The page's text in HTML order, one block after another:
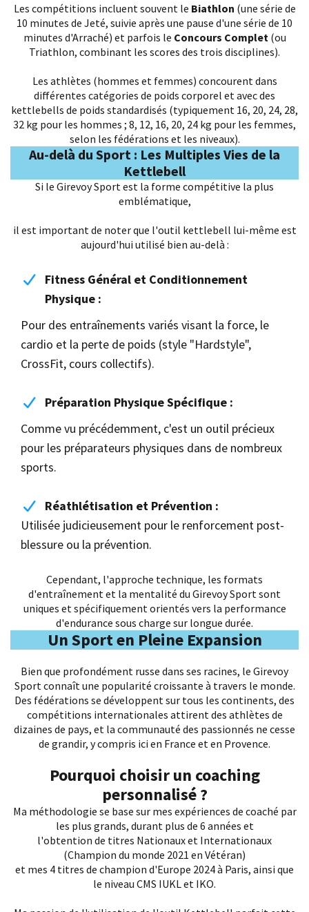
Les compétitions incluent souvent le Biathlon (une série de
10 minutes de Jeté, suivie après une pause d'une série de 10
minutes d'Arraché) et parfois le Concours Complet (ou
Triathlon, combinant les scores des trois disciplines).
Les athlètes (hommes et femmes) concourent dans
différentes catégories de poids corporel et avec des
kettlebells de poids standardisés (typiquement 16, 20, 24, 28,
32 kg pour les hommes ; 8, 12, 16, 20, 24 kg pour les femmes,
selon les fédérations et les niveaux).
Au-delà du Sport : Les Multiples Vies de la
Kettlebell
Si le Girevoy Sport est la forme compétitive la plus
emblématique,
il est important de noter que l'outil kettlebell lui-même est
aujourd'hui utilisé bien au-delà :
Fitness Général et Conditionnement
Physique :
Pour des entraînements variés visant la force, le
cardio et la perte de poids (style "Hardstyle",
CrossFit, cours collectifs).
Préparation Physique Spécifique :
Comme vu précédemment, c'est un outil précieux
pour les préparateurs physiques dans de nombreux
sports.
Réathlétisation et Prévention :
Utilisée judicieusement pour le renforcement post-
blessure ou la prévention.
Cependant, l'approche technique, les formats
d'entraînement et la mentalité du Girevoy Sport sont
uniques et spécifiquement orientés vers la performance
d'endurance sous charge sur longue durée.
Un Sport en Pleine Expansion
Bien que profondément russe dans ses racines, le Girevoy
Sport connaît une popularité croissante à travers le monde.
Des fédérations se développent sur tous les continents, des
compétitions internationales attirent des athlètes de
dizaines de pays, et la communauté des passionnés ne cesse
de grandir, y compris ici en France et en Provence.
Pourquoi choisir un coaching
personnalisé?
Ma méthodologie se base sur mes expériences de coaché par
les plus grands, durant plus de 6 années et
l'obtention de titres Nationaux et Internationaux
(Champion du monde 2021 en Vétéran)
et mes 4 titres de champion d'Europe 2024 à Paris, ainsi que
le niveau CMS IUKL et IKO.